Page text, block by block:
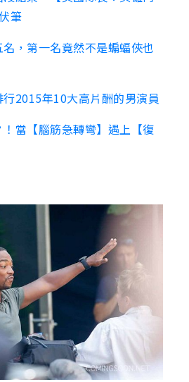
筆
，第一名竟然不是蝙蝠俠也
2015年10大高片酬的男演員
當【腦筋急轉彎】遇上【復